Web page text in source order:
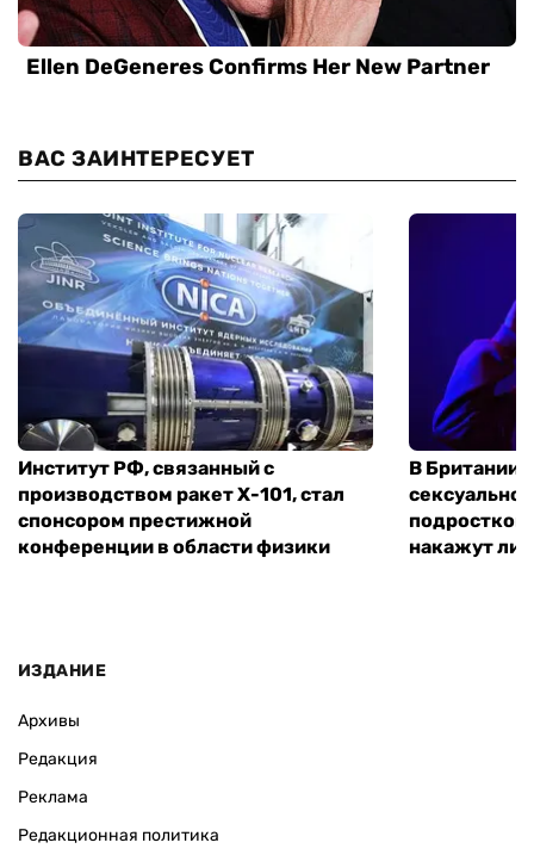
ВАС ЗАИНТЕРЕСУЕТ
Институт РФ, связанный с
производством ракет Х-101, стал
спонсором престижной
конференции в области физики
В Британии
подростком
накажут ли
ИЗДАНИЕ
Архивы
Редакция
Реклама
Редакционная политика